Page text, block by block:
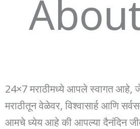
24×7 मराठीमध्ये आपले स्वागत आहे,
मराठीतून वेळेवर, विश्वासार्ह आणि
आमचे ध्येय आहे की आपल्या दैनंदिन